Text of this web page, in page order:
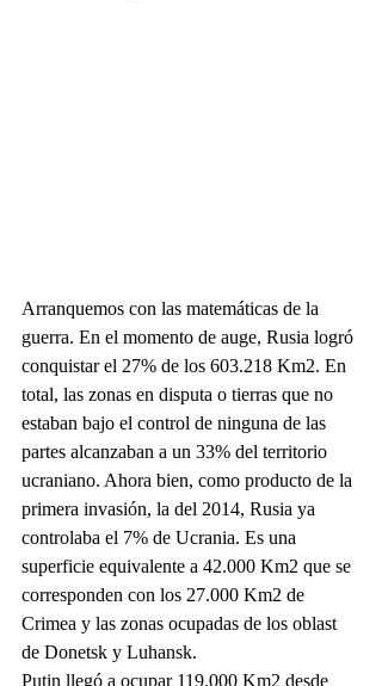
Arranquemos con las matemáticas de la
guerra. En el momento de auge, Rusia logró
conquistar el 27% de los 603.218 Km2. En
total, las zonas en disputa o tierras que no
estaban bajo el control de ninguna de las
partes alcanzaban a un 33% del territorio
ucraniano. Ahora bien, como producto de la
primera invasión, la del 2014, Rusia ya
controlaba el 7% de Ucrania. Es una
superficie equivalente a 42.000 Km2 que se
corresponden con los 27.000 Km2 de
Crimea y las zonas ocupadas de los oblast
de Donetsk y Luhansk.
Putin llegó a ocupar 119.000 Km2 desde